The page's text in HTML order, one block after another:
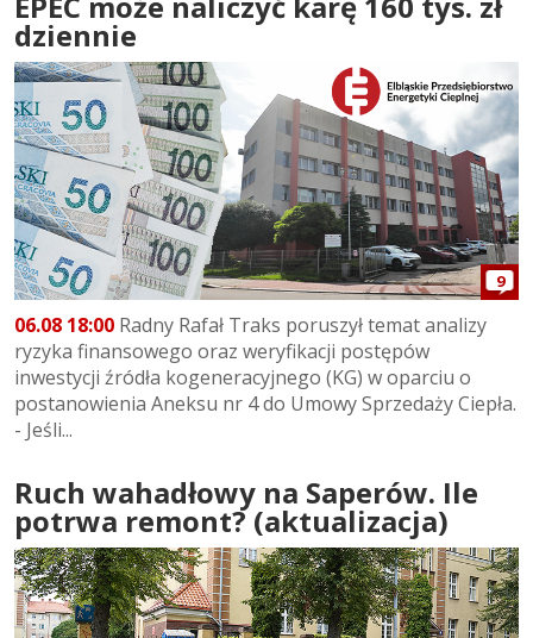
dziennie
9
06.08 18:00 Radny Rafał Traks poruszył temat analizy
ryzyka finansowego oraz weryfikacji postępów
inwestycji źródła kogeneracyjnego (KG) w oparciu o
postanowienia Aneksu nr 4 do Umowy Sprzedaży Ciepła.
- Jeśli...
Ruch wahadłowy na Saperów. Ile
potrwa remont? (aktualizacja)